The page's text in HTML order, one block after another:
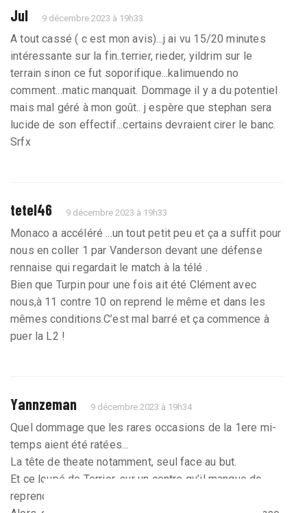
Jul 9 décembre 2023 à 19h33
A tout cassé ( c est mon avis)...j ai vu 15/20 minutes
intéressante sur la fin..terrier, rieder, yildrim sur le
terrain sinon ce fut soporifique...kalimuendo no
comment...matic manquait. Dommage il y a du potentiel
mais mal géré à mon goût.. j espère que stephan sera
lucide de son effectif...certains devraient cirer le banc.
Srfx
tetel46 9 décembre 2023 à 19h33
Monaco a accéléré ...un tout petit peu et ça a suffit pour
nous en coller 1 par Vanderson devant une défense
rennaise qui regardait le match à la télé .
Bien que Turpin pour une fois ait été Clément avec
nous,à 11 contre 10 on reprend le même et dans les
mêmes conditions.C’est mal barré et ça commence à
puer la L2 !
Yannzeman 9 décembre 2023 à 19h34
Quel dommage que les rares occasions de la 1ere mi-
temps aient été ratées...
La tête de theate notamment, seul face au but.
Et ce loupé de Terrier, sur un centre qu’il manque de
reprendre.